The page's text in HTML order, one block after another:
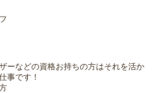
ーなどの資格お持ちの方はそれを活か
事です！